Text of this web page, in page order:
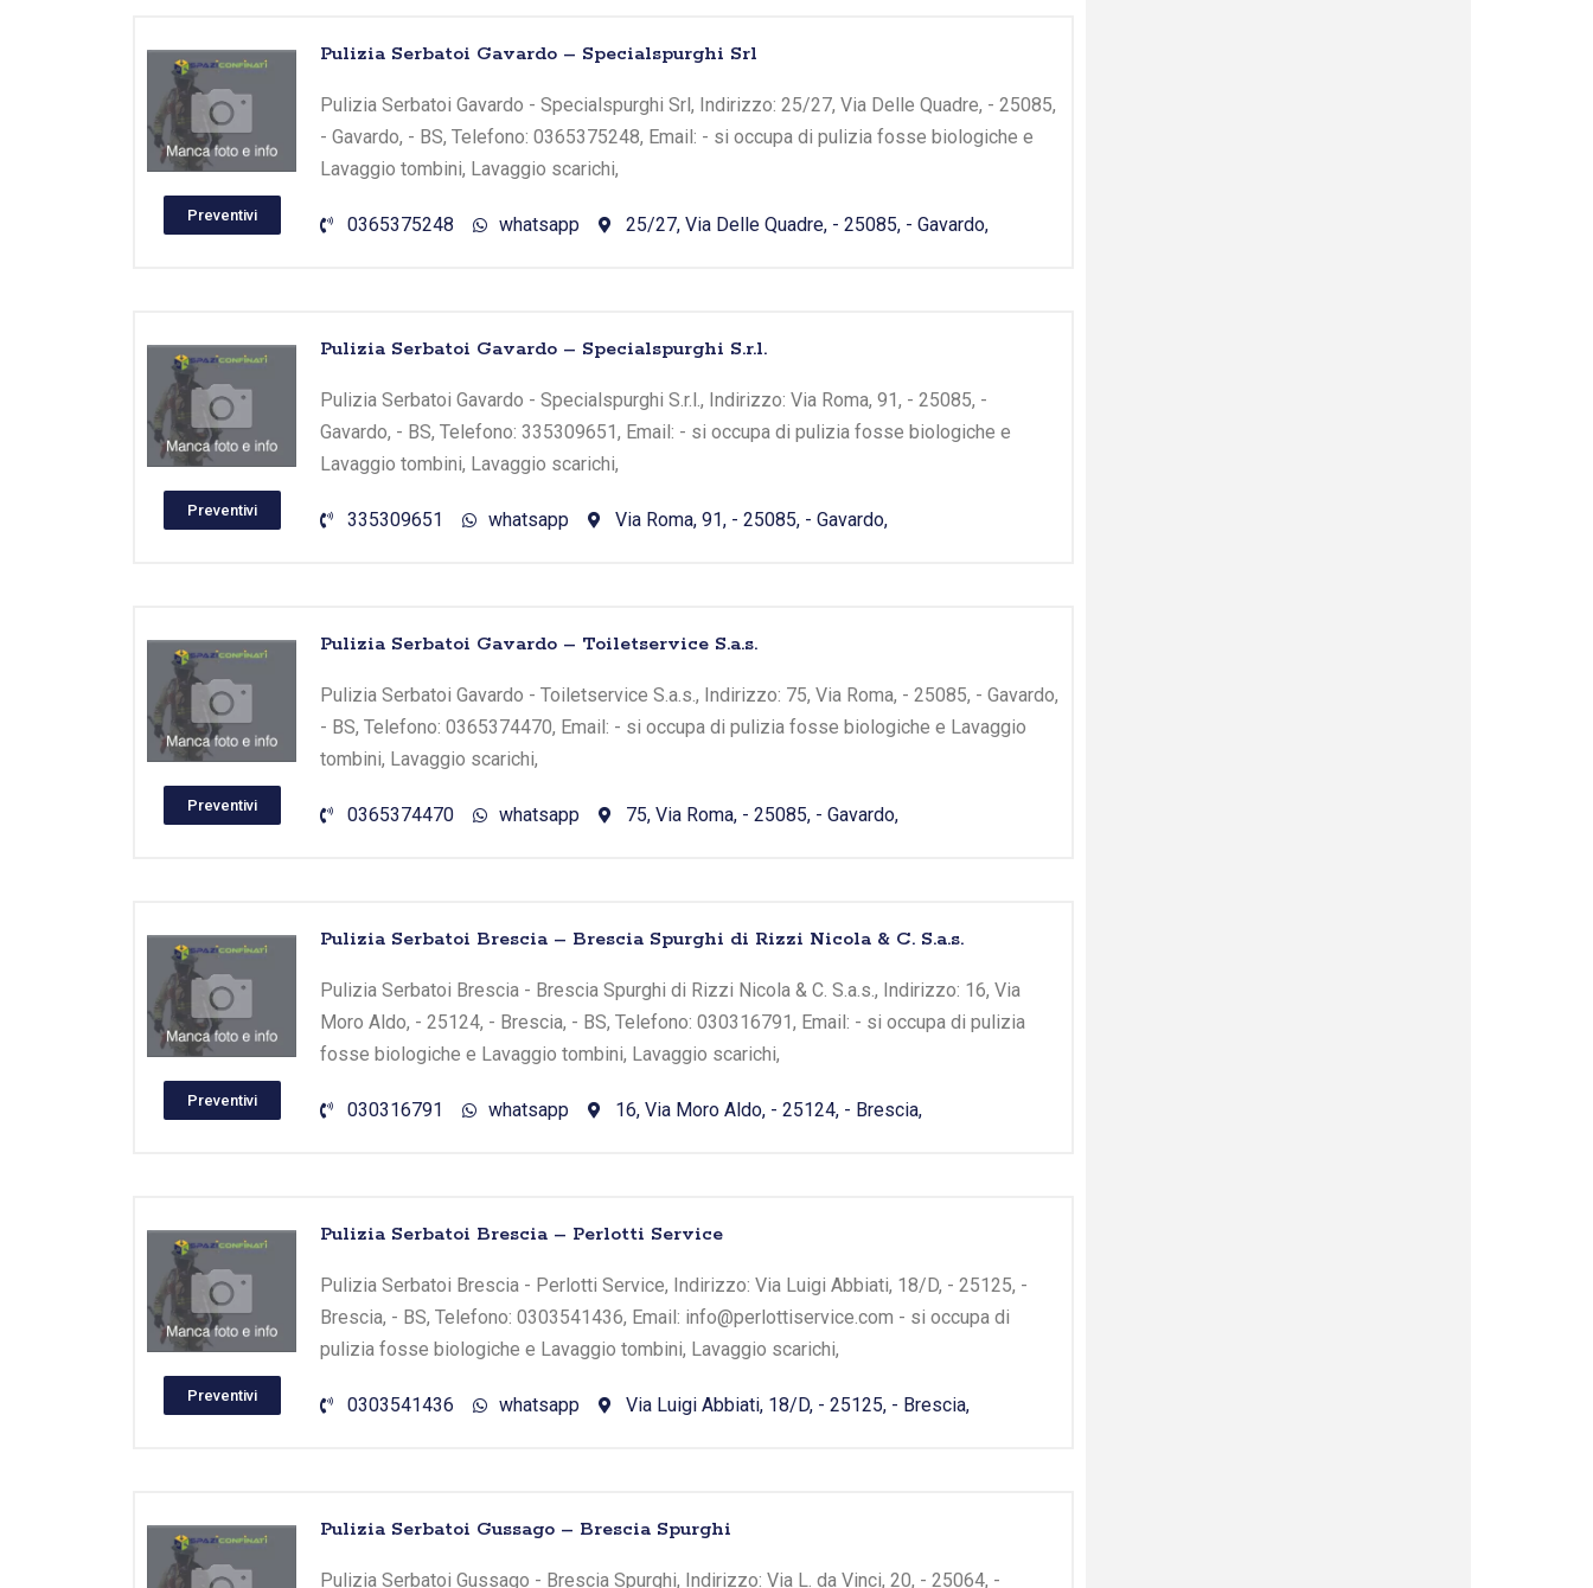
Preventivi
Pulizia Serbatoi Gavardo – Specialspurghi Srl
Pulizia Serbatoi Gavardo - Specialspurghi Srl, Indirizzo: 25/27, Via Delle Quadre, - 25085,
- Gavardo, - BS, Telefono: 0365375248, Email: - si occupa di pulizia fosse biologiche e
Lavaggio tombini, Lavaggio scarichi,
0365375248 whatsapp 25/27, Via Delle Quadre, - 25085, - Gavardo,
Preventivi
Pulizia Serbatoi Gavardo – Specialspurghi S.r.l.
Pulizia Serbatoi Gavardo - Specialspurghi S.r.l., Indirizzo: Via Roma, 91, - 25085, -
Gavardo, - BS, Telefono: 335309651, Email: - si occupa di pulizia fosse biologiche e
Lavaggio tombini, Lavaggio scarichi,
335309651 whatsapp Via Roma, 91, - 25085, - Gavardo,
Preventivi
Pulizia Serbatoi Gavardo – Toiletservice S.a.s.
Pulizia Serbatoi Gavardo - Toiletservice S.a.s., Indirizzo: 75, Via Roma, - 25085, - Gavardo,
- BS, Telefono: 0365374470, Email: - si occupa di pulizia fosse biologiche e Lavaggio
tombini, Lavaggio scarichi,
0365374470 whatsapp 75, Via Roma, - 25085, - Gavardo,
Preventivi
Pulizia Serbatoi Brescia – Brescia Spurghi di Rizzi Nicola & C. S.a.s.
Pulizia Serbatoi Brescia - Brescia Spurghi di Rizzi Nicola & C. S.a.s., Indirizzo: 16, Via
Moro Aldo, - 25124, - Brescia, - BS, Telefono: 030316791, Email: - si occupa di pulizia
fosse biologiche e Lavaggio tombini, Lavaggio scarichi,
030316791 whatsapp 16, Via Moro Aldo, - 25124, - Brescia,
Preventivi
Pulizia Serbatoi Brescia – Perlotti Service
Pulizia Serbatoi Brescia - Perlotti Service, Indirizzo: Via Luigi Abbiati, 18/D, - 25125, -
Brescia, - BS, Telefono: 0303541436, Email: info@perlottiservice.com - si occupa di
pulizia fosse biologiche e Lavaggio tombini, Lavaggio scarichi,
0303541436 whatsapp Via Luigi Abbiati, 18/D, - 25125, - Brescia,
Pulizia Serbatoi Gussago – Brescia Spurghi
Pulizia Serbatoi Gussago - Brescia Spurghi, Indirizzo: Via L. da Vinci, 20, - 25064, -